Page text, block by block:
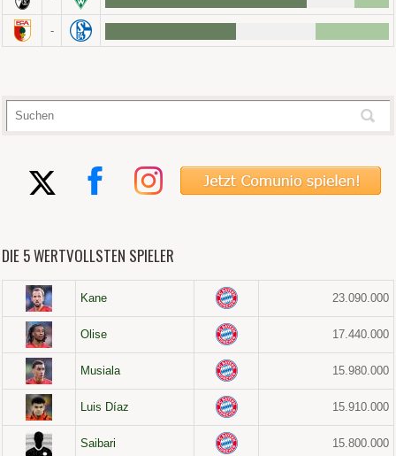
-
DIE 5 WERTVOLLSTEN SPIELER
Kane 23.090.000
Olise 17.440.000
Musiala 15.980.000
Luis Díaz 15.910.000
Saibari 15.800.000